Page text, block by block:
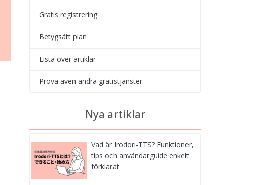
Gratis registrering
Betygsätt plan
Lista över artiklar
Prova även andra gratistjänster
Nya artiklar
Vad är Irodori-TTS? Funktioner,
tips och användarguide enkelt
förklarat